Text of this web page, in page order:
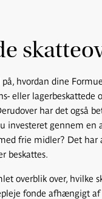
hvordan dine
eller lagerbeskattede
har det også
investeret gennem en
frie midler? Det
beskattes.
overblik over, hvilke
fonde afhængigt